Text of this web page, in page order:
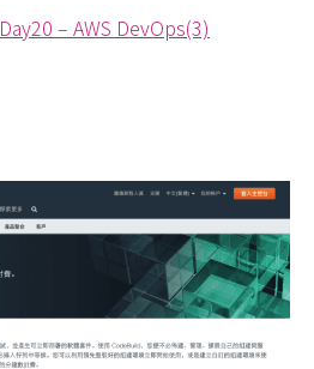
Day20 – AWS DevOps(3)